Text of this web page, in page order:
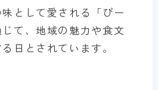
として愛される「ぴー
て、地域の魅力や食文
日とされています。